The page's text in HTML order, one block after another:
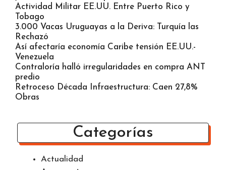
Influencer de 22 Años Asesinada en Tiroteo LA
OEA dice tiene cómo apoyar transición Venezuela
Jair Bolsonaro está en prisión en Brasilia
Actividad Militar EE.UU. Entre Puerto Rico y
Tobago
3.000 Vacas Uruguayas a la Deriva: Turquía las
Rechazó
Así afectaría economía Caribe tensión EE.UU.-
Venezuela
Contraloría halló irregularidades en compra ANT
Obras
Categorías